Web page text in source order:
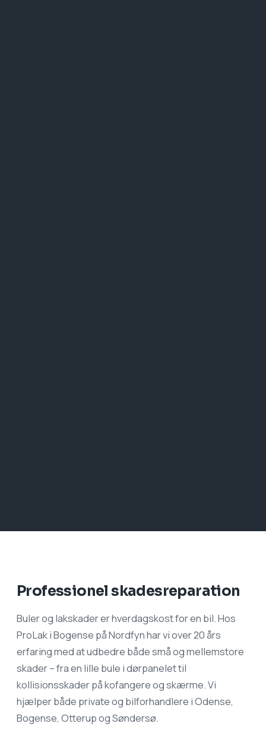
Professionel skadesreparation
Buler og lakskader er hverdagskost for en bil. Hos
ProLak i Bogense på Nordfyn har vi over 20 års
erfaring med at udbedre både små og mellemstore
skader – fra en lille bule i dørpanelet til
kollisionsskader på kofangere og skærme. Vi
hjælper både private og bilforhandlere i Odense,
Bogense, Otterup og Søndersø.